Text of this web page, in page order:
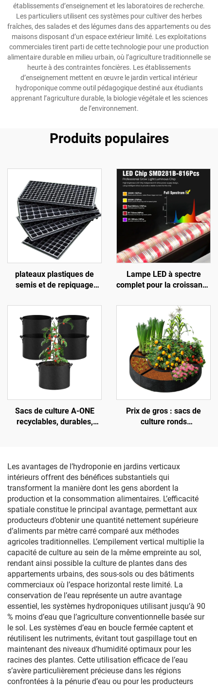
établissements d’enseignement et les laboratoires de recherche.
Les particuliers utilisent ces systèmes pour cultiver des herbes
fraîches, des salades et des légumes dans des appartements ou des
maisons disposant d’un espace extérieur limité. Les exploitations
commerciales tirent parti de cette technologie pour une production
alimentaire durable en milieu urbain, où l’agriculture traditionnelle se
heurte à des contraintes foncières. Les établissements
d’enseignement mettent en œuvre le jardin vertical intérieur
hydroponique comme outil pédagogique destiné aux étudiants
apprenant l’agriculture durable, la biologie végétale et les sciences
de l’environnement.
Produits populaires
plateaux plastiques de
semis et de repiquage
105 / 128 / 200 / 288
alvéoles
Lampe LED à spectre
complet pour la croissance
serres, avec corps en
aluminium et puces SMD
2835, éclairage par le bas
adapté à l’interculture et à
la plantation
Sacs de culture A-ONE
recyclables, durables,
2-3 mm, sacs réutilisables
de culture 1 à 100
Prix de gros : sacs de
culture ronds
respirant, épaisseur de 3
mm, usage extérieur
Les avantages de l’hydroponie en jardins verticaux
intérieurs offrent des bénéfices substantiels qui
transforment la manière dont les gens abordent la
production et la consommation alimentaires. L’efficacité
spatiale constitue le principal avantage, permettant aux
producteurs d’obtenir une quantité nettement supérieure
d’aliments par mètre carré comparé aux méthodes
agricoles traditionnelles. L’empilement vertical multiplie la
capacité de culture au sein de la même empreinte au sol,
rendant ainsi possible la culture de plantes dans des
appartements urbains, des sous-sols ou des bâtiments
commerciaux où l’espace horizontal reste limité. La
conservation de l’eau représente un autre avantage
essentiel, les systèmes hydroponiques utilisant jusqu’à 90
% moins d’eau que l’agriculture conventionnelle basée sur
le sol. Les systèmes d’eau en boucle fermée captent et
réutilisent les nutriments, évitant tout gaspillage tout en
maintenant des niveaux d’humidité optimaux pour les
racines des plantes. Cette utilisation efficace de l’eau
s’avère particulièrement précieuse dans les régions
confrontées à la pénurie d’eau ou pour les producteurs